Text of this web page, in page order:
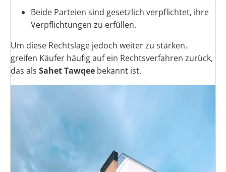
Beide Parteien sind gesetzlich verpflichtet, ihre
Verpflichtungen zu erfüllen.
Um diese Rechtslage jedoch weiter zu stärken,
greifen Käufer häufig auf ein Rechtsverfahren zurück,
das als Sahet Tawqee bekannt ist.